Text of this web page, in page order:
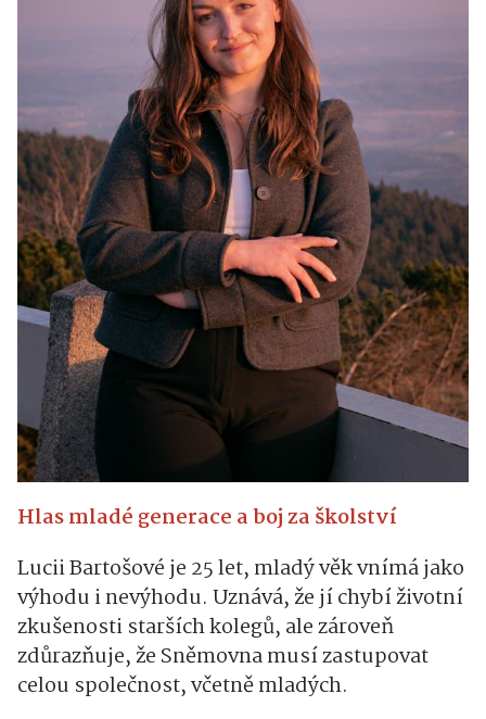
Hlas mladé generace a boj za školství
Lucii Bartošové je 25 let, mladý věk vnímá jako
výhodu i nevýhodu. Uznává, že jí chybí životní
zkušenosti starších kolegů, ale zároveň
zdůrazňuje, že Sněmovna musí zastupovat
celou společnost, včetně mladých.